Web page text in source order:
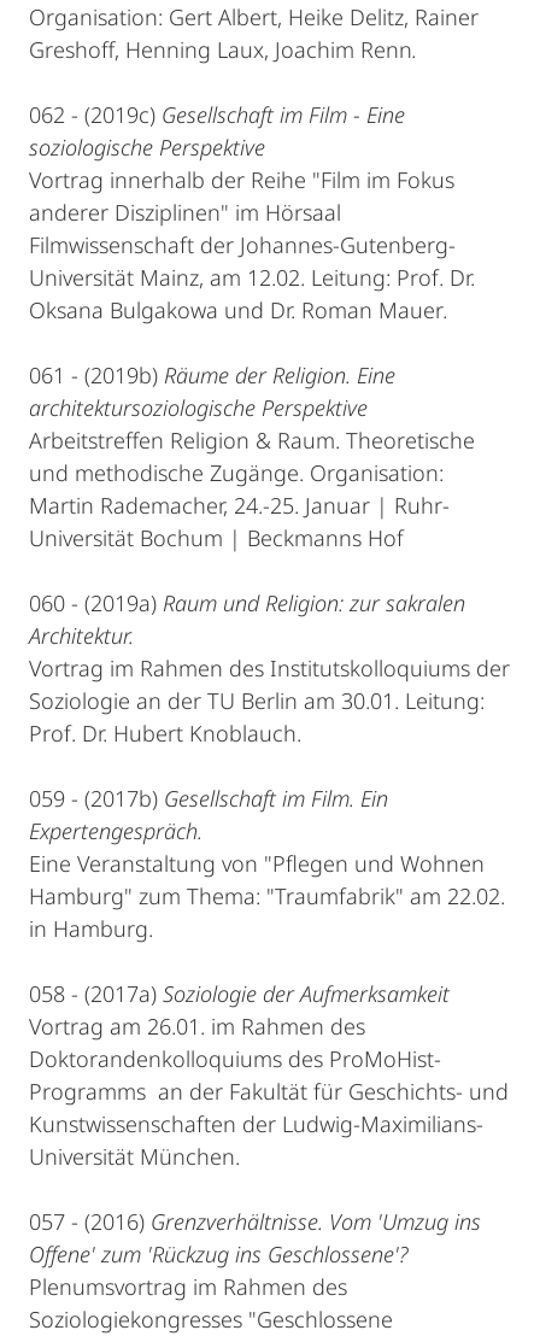
Organisation: Gert Albert, Heike Delitz, Rainer
Greshoff, Henning Laux, Joachim Renn.
062 - (2019c) Gesellschaft im Film - Eine
soziologische Perspektive
Vortrag innerhalb der Reihe "Film im Fokus
anderer Disziplinen" im Hörsaal
Filmwissenschaft der Johannes-Gutenberg-
Universität Mainz, am 12.02. Leitung: Prof. Dr.
Oksana Bulgakowa und Dr. Roman Mauer.
061 - (2019b) Räume der Religion. Eine
architektursoziologische Perspektive
Arbeitstreffen Religion & Raum. Theoretische
und methodische Zugänge. Organisation:
Martin Rademacher, 24.-25. Januar | Ruhr-
Universität Bochum | Beckmanns Hof
060 - (2019a) Raum und Religion: zur sakralen
Architektur.
Vortrag im Rahmen des Institutskolloquiums der
Soziologie an der TU Berlin am 30.01. Leitung:
Prof. Dr. Hubert Knoblauch.
059 - (2017b) Gesellschaft im Film. Ein
Expertengespräch.
Eine Veranstaltung von "Pflegen und Wohnen
Hamburg" zum Thema: "Traumfabrik" am 22.02.
in Hamburg.
058 - (2017a) Soziologie der Aufmerksamkeit
Vortrag am 26.01. im Rahmen des
Doktorandenkolloquiums des ProMoHist-
Programms an der Fakultät für Geschichts- und
Kunstwissenschaften der Ludwig-Maximilians-
Universität München.
057 - (2016) Grenzverhältnisse. Vom 'Umzug ins
Offene' zum 'Rückzug ins Geschlossene'?
Plenumsvortrag im Rahmen des
Soziologiekongresses "Geschlossene